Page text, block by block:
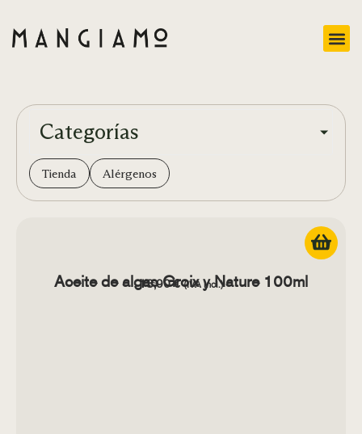
Categorías
Tienda Alérgenos
Aceite de algas Groix y Nature 100ml
13,90€ (IVA Incl.)